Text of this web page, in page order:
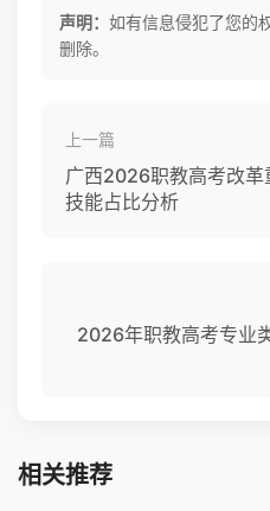
声明： 如有信息侵犯了您的
删除。
上一篇
广西2026职教高考改革
技能占比分析
2026年职教高考专业
相关推荐